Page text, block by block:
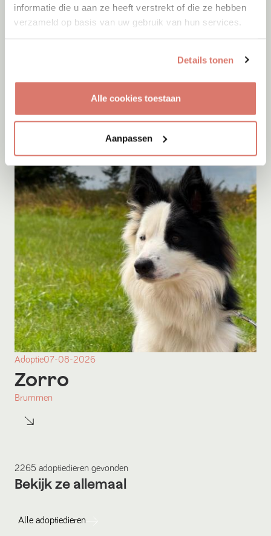
informatie die u aan ze heeft verstrekt of die ze hebben
verzameld op basis van uw gebruik van hun services.
Details tonen
Alle cookies toestaan
Aanpassen
Spanje
Adoptie07-08-2026
Zorro
Brummen
2265 adoptiedieren gevonden
Bekijk ze allemaal
Alle adoptiedieren